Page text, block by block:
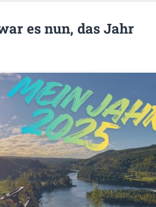
es nun, das Jahr